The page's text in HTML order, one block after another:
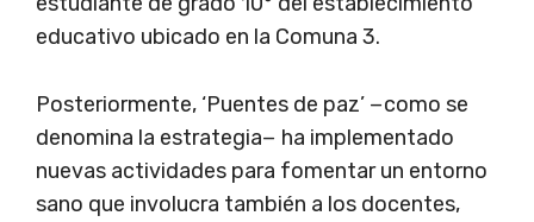
educativo ubicado en la Comuna 3.
Posteriormente, ‘Puentes de paz’ −como se
denomina la estrategia− ha implementado
nuevas actividades para fomentar un entorno
sano que involucra también a los docentes,